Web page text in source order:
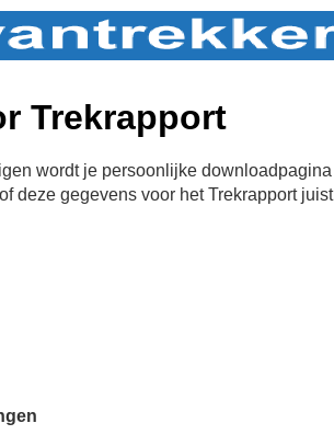
Trekrapport
wordt je persoonlijke downloadpagina
deze gegevens voor het Trekrapport juist